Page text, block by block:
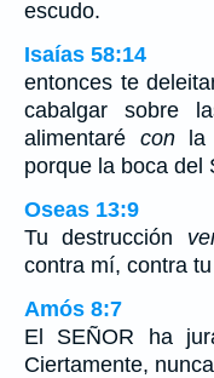
escudo.
Isaías 58:14
entonces te
cabalgar sobre
alimentaré conla
porque la boca del
Oseas 13:9
Tu destrucción
contra mí, contra
Amós 8:7
El SEÑOR ha
Ciertamente,